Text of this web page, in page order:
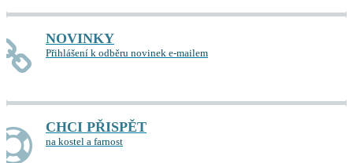
NOVINKY
Přihlášení k odběru novinek e-mailem
CHCI PŘISPĚT
na kostel a farnost